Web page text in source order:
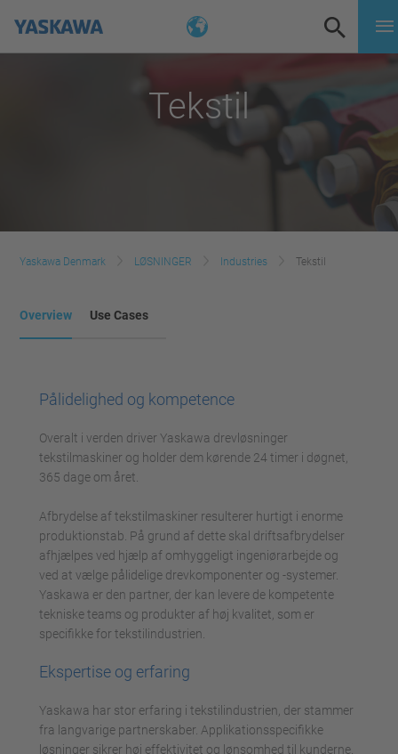
Tekstil
Yaskawa Denmark LØSNINGER Industries Tekstil
Overview Use Cases
Pålidelighed og kompetence
Overalt i verden driver Yaskawa drevløsninger
tekstilmaskiner og holder dem kørende 24 timer i døgnet,
365 dage om året.
Afbrydelse af tekstilmaskiner resulterer hurtigt i enorme
produktionstab. På grund af dette skal driftsafbrydelser
afhjælpes ved hjælp af omhyggeligt ingeniørarbejde og
ved at vælge pålidelige drevkomponenter og -systemer.
Yaskawa er den partner, der kan levere de kompetente
tekniske teams og produkter af høj kvalitet, som er
specifikke for tekstilindustrien.
Ekspertise og erfaring
Yaskawa har stor erfaring i tekstilindustrien, der stammer
fra langvarige partnerskaber. Applikationsspecifikke
løsninger sikrer høj effektivitet og lønsomhed til kunderne.